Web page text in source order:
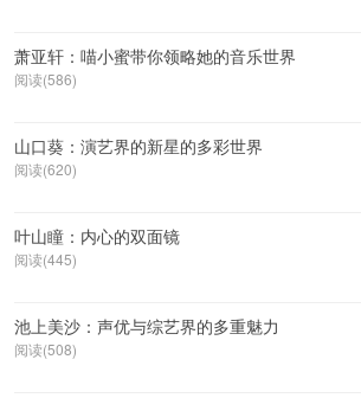
萧亚轩：喵小蜜带你领略她的音乐世界
阅读(586)
山口葵：演艺界的新星的多彩世界
阅读(620)
叶山瞳：内心的双面镜
阅读(445)
池上美沙：声优与综艺界的多重魅力
阅读(508)